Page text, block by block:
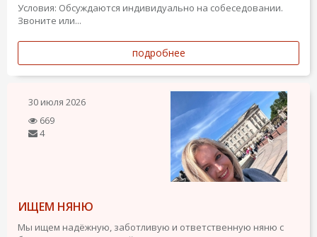
Условия: Обсуждаются индивидуально на собеседовании.
Звоните или...
подробнее
30 июля 2026
669
4
ИЩЕМ НЯНЮ
Мы ищем надёжную, заботливую и ответственную няню с